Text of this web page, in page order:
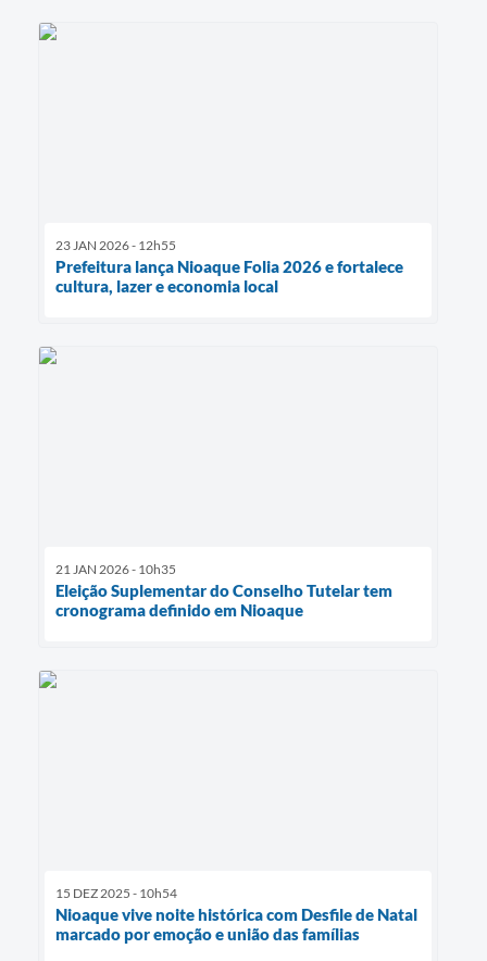
23 JAN 2026 - 12h55
Prefeitura lança Nioaque Folia 2026 e fortalece
cultura, lazer e economia local
21 JAN 2026 - 10h35
Eleição Suplementar do Conselho Tutelar tem
cronograma definido em Nioaque
15 DEZ 2025 - 10h54
Nioaque vive noite histórica com Desfile de Natal
marcado por emoção e união das famílias